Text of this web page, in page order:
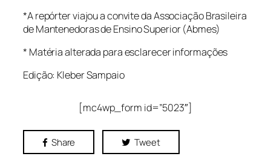
*A repórter viajou a convite da Associação Brasileira
de Mantenedoras de Ensino Superior (Abmes)
* Matéria alterada para esclarecer informações
Edição: Kleber Sampaio
[mc4wp_form id=”5023″]
Share Tweet